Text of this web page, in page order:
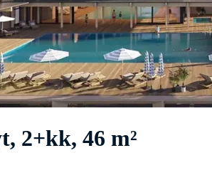
2+kk, 46 m²